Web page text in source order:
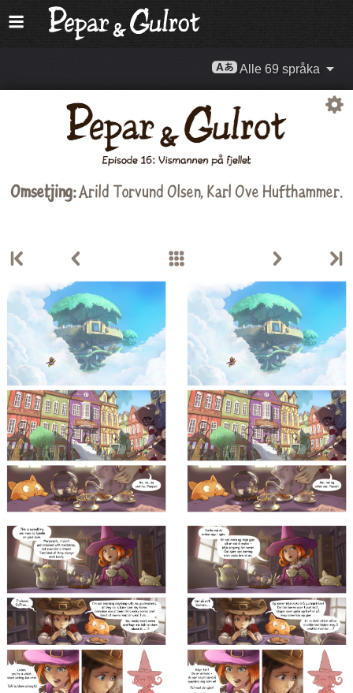
Alle 69 språka
Omsetjing:Arild Torvund Olsen,Karl Ove Hufthammer.